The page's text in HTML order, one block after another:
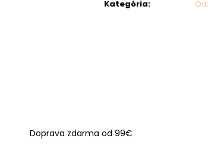
Kategória:
Doprava zdarma od 99€